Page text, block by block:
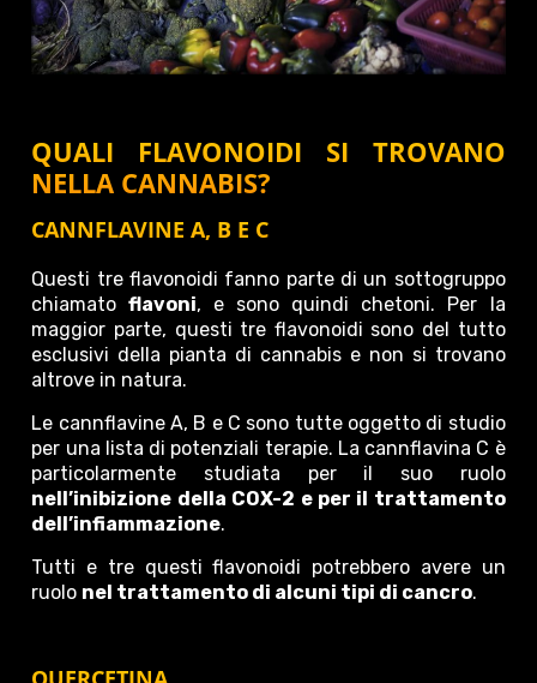
QUALI FLAVONOIDI SI TROVANO
NELLA CANNABIS?
CANNFLAVINE A, B E C
Questi tre flavonoidi fanno parte di un sottogruppo
chiamato flavoni, e sono quindi chetoni. Per la
maggior parte, questi tre flavonoidi sono del tutto
esclusivi della pianta di cannabis e non si trovano
altrove in natura.
Le cannflavine A, B e C sono tutte oggetto di studio
per una lista di potenziali terapie. La cannflavina C è
particolarmente studiata per il suo ruolo
nell’inibizione della COX-2 e per il trattamento
dell’infiammazione.
Tutti e tre questi flavonoidi potrebbero avere un
ruolo nel trattamento di alcuni tipi di cancro.